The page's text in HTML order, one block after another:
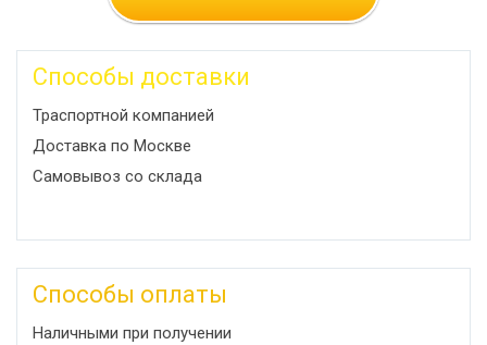
Способы доставки
Траспортной компанией
Доставка по Москве
Самовывоз со склада
Способы оплаты
Наличными при получении